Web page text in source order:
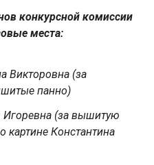
конкурсной комиссии
места:
Викторовна (за
панно)
Игоревна (за вышитую
картине Константина